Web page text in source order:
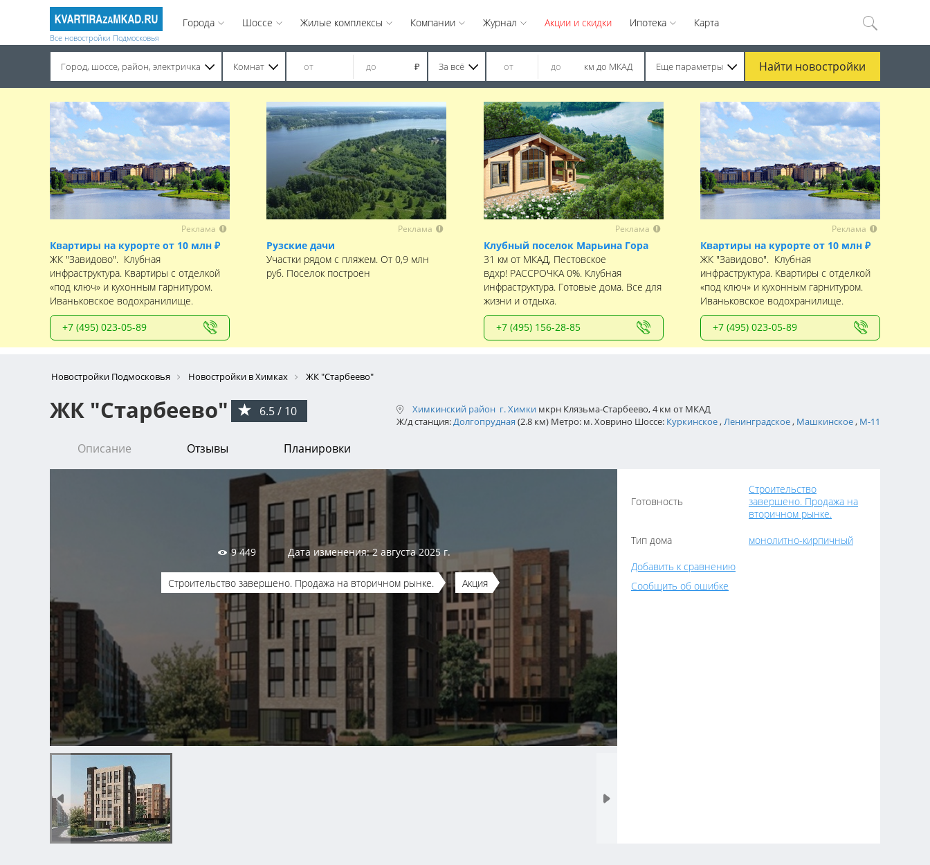
Все новостройки Подмосковья
Города Шоссе Жилые комплексы Компании Журнал Акции и скидки Ипотека Карта
Город, шоссе, район, электричка Комнат ₽ За всё км до МКАД Еще параметры Найти новостройки
Реклама
Квартиры на курорте от 10 млн ₽
ЖК "Завидово". Клубная
инфраструктура. Квартиры с отделкой
«под ключ» и кухонным гарнитуром.
Иваньковское водохранилище.
+7 (495) 023-05-89
Реклама
Рузские дачи
Участки рядом с пляжем. От 0,9 млн
руб. Поселок построен
Реклама
Клубный поселок Марьина Гора
31 км от МКАД, Пестовское
вдхр! РАССРОЧКА 0%. Клубная
инфраструктура. Готовые дома. Все для
жизни и отдыха.
+7 (495) 156-28-85
Реклама
Квартиры на курорте от 10 млн ₽
ЖК "Завидово". Клубная
инфраструктура. Квартиры с отделкой
«под ключ» и кухонным гарнитуром.
Иваньковское водохранилище.
+7 (495) 023-05-89
Новостройки Подмосковья Новостройки в Химках ЖК "Старбеево"
ЖК "Старбеево" 6.5 / 10 Химкинский район г. Химки мкрн Клязьма-Старбеево, 4 км от МКАД
Ж/д станция: Долгопрудная (2.8 км) Метро: м. Ховрино Шоссе: Куркинское , Ленинградское , Машкинское , М-11
Описание Отзывы Планировки
9 449 Дата изменения: 2 августа 2025 г.
Строительство завершено. Продажа на вторичном рынке. Акция
Готовность
Строительство
завершено. Продажа на
вторичном рынке.
Тип дома
монолитно-кирпичный
Добавить к сравнению
Сообщить об ошибке